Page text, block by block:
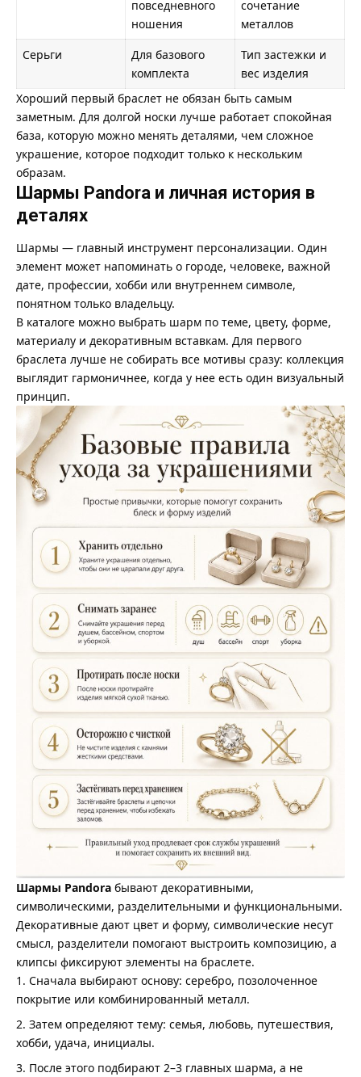
повседневного
ношения
сочетание
металлов
Серьги
Для базового
комплекта
Тип застежки и
вес изделия
Хороший первый браслет не обязан быть самым
заметным. Для долгой носки лучше работает спокойная
база, которую можно менять деталями, чем сложное
украшение, которое подходит только к нескольким
образам.
Шармы Pandora и личная история в
деталях
Шармы — главный инструмент персонализации. Один
элемент может напоминать о городе, человеке, важной
дате, профессии, хобби или внутреннем символе,
понятном только владельцу.
В каталоге можно выбрать шарм по теме, цвету, форме,
материалу и декоративным вставкам. Для первого
браслета лучше не собирать все мотивы сразу: коллекция
выглядит гармоничнее, когда у нее есть один визуальный
принцип.
Шармы Pandora бывают декоративными,
символическими, разделительными и функциональными.
Декоративные дают цвет и форму, символические несут
смысл, разделители помогают выстроить композицию, а
клипсы фиксируют элементы на браслете.
Сначала выбирают основу: серебро, позолоченное
покрытие или комбинированный металл.
Затем определяют тему: семья, любовь, путешествия,
хобби, удача, инициалы.
После этого подбирают 2–3 главных шарма, а не